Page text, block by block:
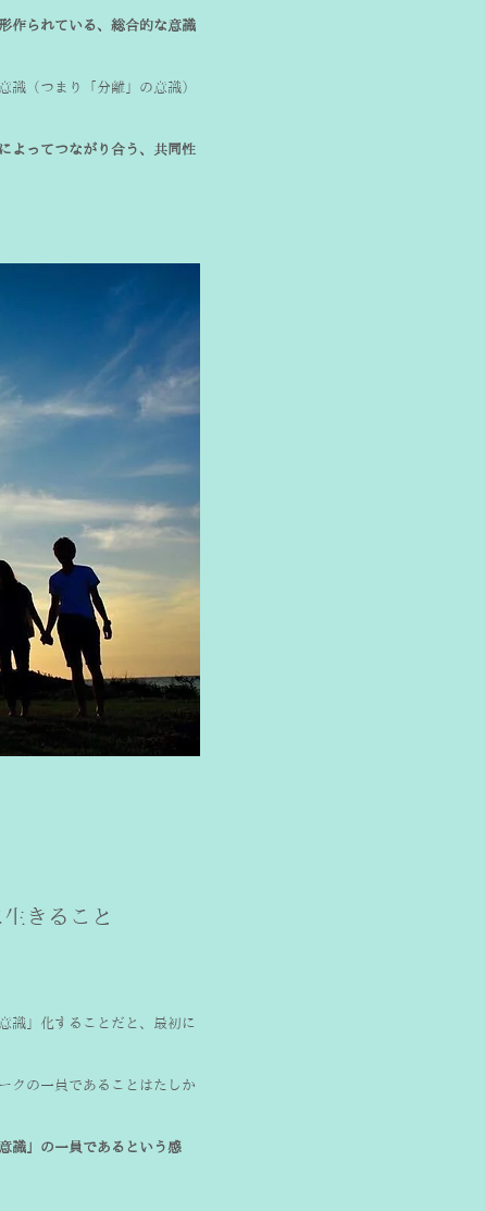
作られている、総合的な意識
識（つまり「分離」の意識）
よってつながり合う、共同性
きること
識」化することだと、最初に
クの一員であることはたしか
識」の一員であるという感